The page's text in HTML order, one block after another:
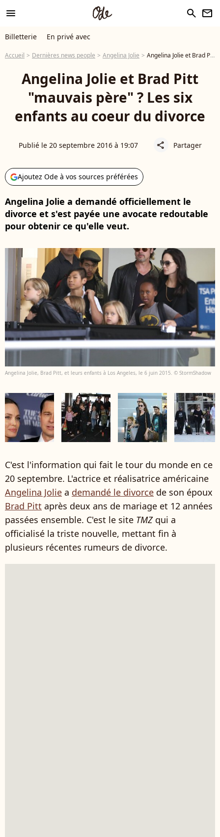
menu search newsletter
Billetterie En privé avec
Accueil Dernières news people Angelina Jolie Angelina Jolie et Brad Pitt "mauvais père" ? Les six enfants au coeur du divorce
Angelina Jolie et Brad Pitt
"mauvais père" ? Les six
enfants au coeur du divorce
Publié le 20 septembre 2016 à 19:07 share Partager
Ajoutez Ode à vos sources préférées
Angelina Jolie a demandé officiellement le
divorce et s'est payée une avocate redoutable
pour obtenir ce qu'elle veut.
Angelina Jolie, Brad Pitt, et leurs enfants à Los Angeles, le 6 juin 2015. © StormShadow
C'est l'information qui fait le tour du monde en ce
20 septembre. L'actrice et réalisatrice américaine
Angelina Jolie a demandé le divorce de son époux
Brad Pitt après deux ans de mariage et 12 années
passées ensemble. C'est le site TMZqui a
officialisé la triste nouvelle, mettant fin à
plusieurs récentes rumeurs de divorce.